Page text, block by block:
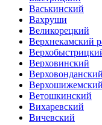
Васькинский
Вахруши
Великорецкий
Верхнекамский
Верховинский
Верховонданский
Ветошкинский
Вихаревский
Вичевский